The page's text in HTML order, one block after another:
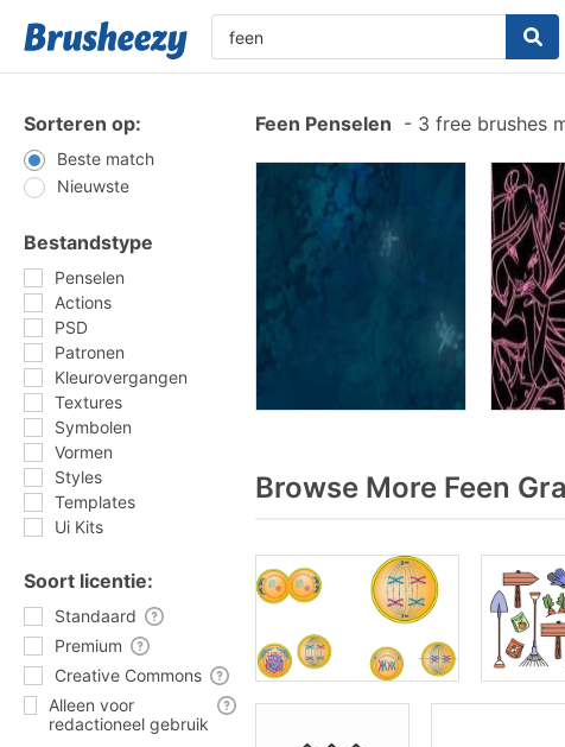
Sorteren op:
Beste match
Nieuwste
Bestandstype
Penselen
Actions
PSD
Patronen
Kleurovergangen
Textures
Symbolen
Vormen
Styles
Templates
Ui Kits
Soort licentie:
Standaard
Premium
Creative Commons
Alleen voor
redactioneel gebruik
Feen Penselen - 3 free brushes
Browse More Feen